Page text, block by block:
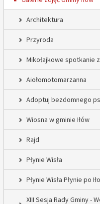
Architektura
Przyroda
Mikołajkowe spotkanie
Aiołomotomarzanna
Adoptuj bezdomnego
Wiosna w gminie Iłów
Rajd
Płynie Wisła
Płynie Wisła Płynie po
XIII Sesja Rady Gminy -